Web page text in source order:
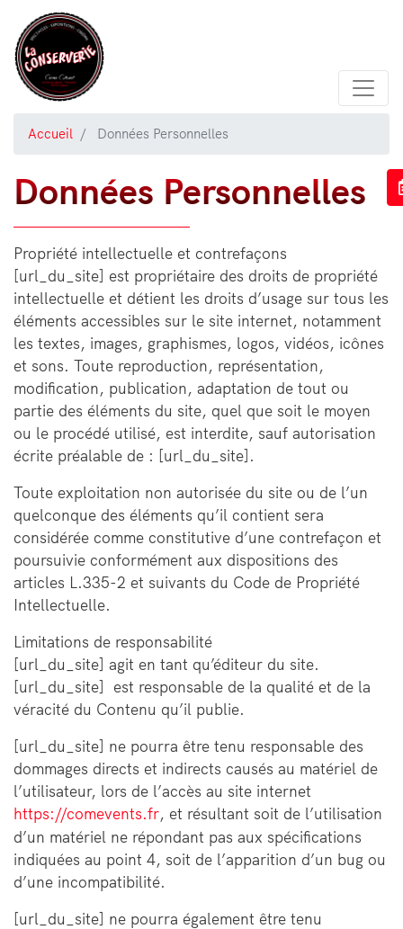
Accueil Données Personnelles
Données Personnelles
Propriété intellectuelle et contrefaçons
[url_du_site] est propriétaire des droits de propriété
intellectuelle et détient les droits d’usage sur tous les
éléments accessibles sur le site internet, notamment
les textes, images, graphismes, logos, vidéos, icônes
et sons. Toute reproduction, représentation,
modification, publication, adaptation de tout ou
partie des éléments du site, quel que soit le moyen
ou le procédé utilisé, est interdite, sauf autorisation
écrite préalable de : [url_du_site].
Toute exploitation non autorisée du site ou de l’un
quelconque des éléments qu’il contient sera
considérée comme constitutive d’une contrefaçon et
poursuivie conformément aux dispositions des
articles L.335-2 et suivants du Code de Propriété
Intellectuelle.
Limitations de responsabilité
[url_du_site] agit en tant qu’éditeur du site.
[url_du_site] est responsable de la qualité et de la
véracité du Contenu qu’il publie.
[url_du_site] ne pourra être tenu responsable des
dommages directs et indirects causés au matériel de
l’utilisateur, lors de l’accès au site internet
https://comevents.fr, et résultant soit de l’utilisation
d’un matériel ne répondant pas aux spécifications
indiquées au point 4, soit de l’apparition d’un bug ou
d’une incompatibilité.
[url_du_site] ne pourra également être tenu